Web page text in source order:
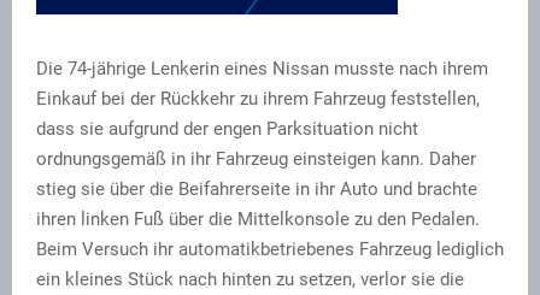
Die 74-jährige Lenkerin eines Nissan musste nach ihrem
Einkauf bei der Rückkehr zu ihrem Fahrzeug feststellen,
dass sie aufgrund der engen Parksituation nicht
ordnungsgemäß in ihr Fahrzeug einsteigen kann. Daher
stieg sie über die Beifahrerseite in ihr Auto und brachte
ihren linken Fuß über die Mittelkonsole zu den Pedalen.
Beim Versuch ihr automatikbetriebenes Fahrzeug lediglich
ein kleines Stück nach hinten zu setzen, verlor sie die